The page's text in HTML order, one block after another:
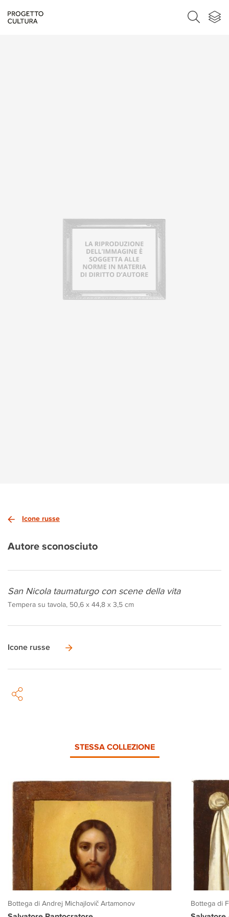
Icone russe
Autore sconosciuto
San Nicola taumaturgo con scene della vita
Tempera su tavola, 50,6 x 44,8 x 3,5 cm
Icone russe
STESSA COLLEZIONE
Bottega di Andrej Michajlovič Artamonov Bottega di